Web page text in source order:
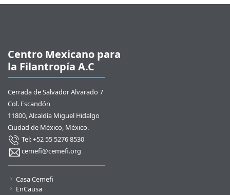
Centro Mexicano para
la Filantropía A.C
Cerrada de Salvador Alvarado 7
Col. Escandón
11800, Alcaldía Miguel Hidalgo
Ciudad de México, México.
Tel: +52 55 5276 8530
cemefi@cemefi.org
Enlaces rápidos
Casa Cemefi
EnCausa